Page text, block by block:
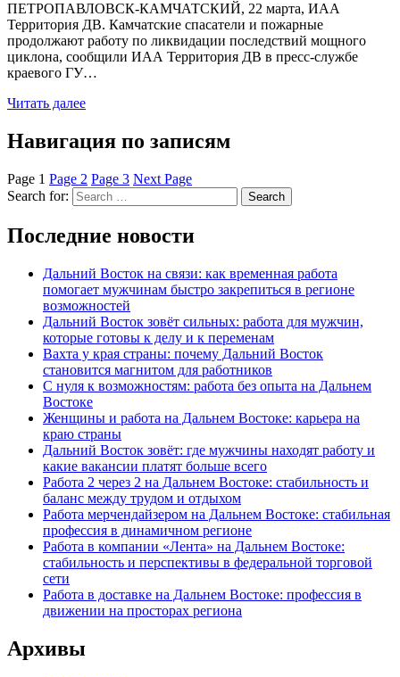
ПЕТРОПАВЛОВСК-КАМЧАТСКИЙ, 22 марта, ИАА
Территория ДВ. Камчатские спасатели и пожарные
продолжают работу по ликвидации последствий мощного
циклона, сообщили ИАА Территория ДВ в пресс-службе
краевого ГУ…
Читать далее
Навигация по записям
Page 1 Page 2 Page 3 Next Page
Search for:
Search
Последние новости
Дальний Восток на связи: как временная работа
помогает мужчинам быстро закрепиться в регионе
возможностей
Дальний Восток зовёт сильных: работа для мужчин,
которые готовы к делу и к переменам
Вахта у края страны: почему Дальний Восток
становится магнитом для работников
С нуля к возможностям: работа без опыта на Дальнем
Востоке
Женщины и работа на Дальнем Востоке: карьера на
краю страны
Дальний Восток зовёт: где мужчины находят работу и
какие вакансии платят больше всего
Работа 2 через 2 на Дальнем Востоке: стабильность и
баланс между трудом и отдыхом
Работа мерчендайзером на Дальнем Востоке: стабильная
профессия в динамичном регионе
Работа в компании «Лента» на Дальнем Востоке:
стабильность и перспективы в федеральной торговой
сети
Работа в доставке на Дальнем Востоке: профессия в
движении на просторах региона
Архивы